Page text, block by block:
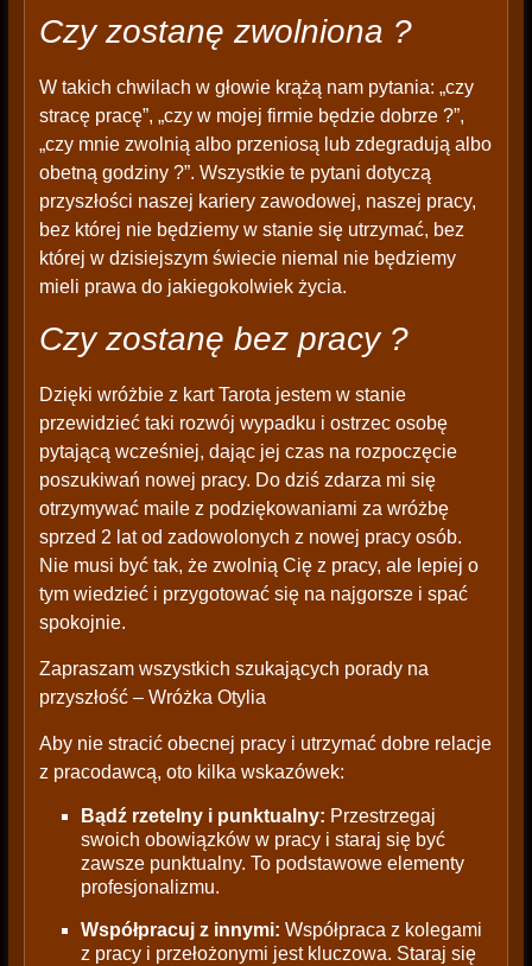
Czy zostanę zwolniona ?
W takich chwilach w głowie krążą nam pytania: „czy
stracę pracę”, „czy w mojej firmie będzie dobrze ?”,
„czy mnie zwolnią albo przeniosą lub zdegradują albo
obetną godziny ?”. Wszystkie te pytani dotyczą
przyszłości naszej kariery zawodowej, naszej pracy,
bez której nie będziemy w stanie się utrzymać, bez
której w dzisiejszym świecie niemal nie będziemy
mieli prawa do jakiegokolwiek życia.
Czy zostanę bez pracy ?
Dzięki wróżbie z kart Tarota jestem w stanie
przewidzieć taki rozwój wypadku i ostrzec osobę
pytającą wcześniej, dając jej czas na rozpoczęcie
poszukiwań nowej pracy. Do dziś zdarza mi się
otrzymywać maile z podziękowaniami za wróżbę
sprzed 2 lat od zadowolonych z nowej pracy osób.
Nie musi być tak, że zwolnią Cię z pracy, ale lepiej o
tym wiedzieć i przygotować się na najgorsze i spać
spokojnie.
Zapraszam wszystkich szukających porady na
przyszłość – Wróżka Otylia
Aby nie stracić obecnej pracy i utrzymać dobre relacje
z pracodawcą, oto kilka wskazówek:
Bądź rzetelny i punktualny: Przestrzegaj
swoich obowiązków w pracy i staraj się być
zawsze punktualny. To podstawowe elementy
profesjonalizmu.
Współpracuj z innymi: Współpraca z kolegami
z pracy i przełożonymi jest kluczowa. Staraj się